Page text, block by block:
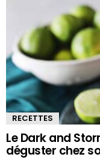
RECETTES
Le Dark and
déguster chez